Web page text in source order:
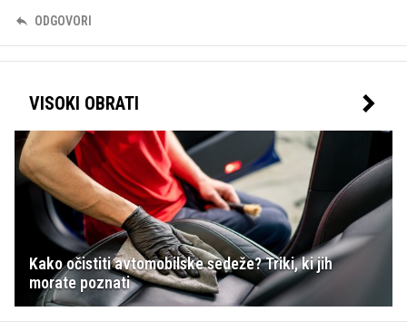
ODGOVORI
VISOKI OBRATI
Kako očistiti avtomobilske sedeže? Triki, ki jih
morate poznati